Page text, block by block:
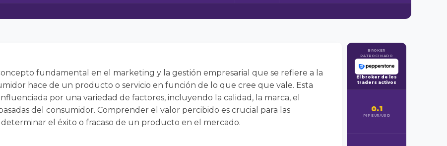
fundamental en el marketing y la gestión empresarial que se refiere a la
hace de un producto o servicio en función de lo que cree que vale. Esta
por una variedad de factores, incluyendo la calidad, la marca, el
del consumidor. Comprender el valor percibido es crucial para las
el éxito o fracaso de un producto en el mercado.
BROKER
PATROCINADO
El broker de los
traders activos
0.1
PIP EUR/USD